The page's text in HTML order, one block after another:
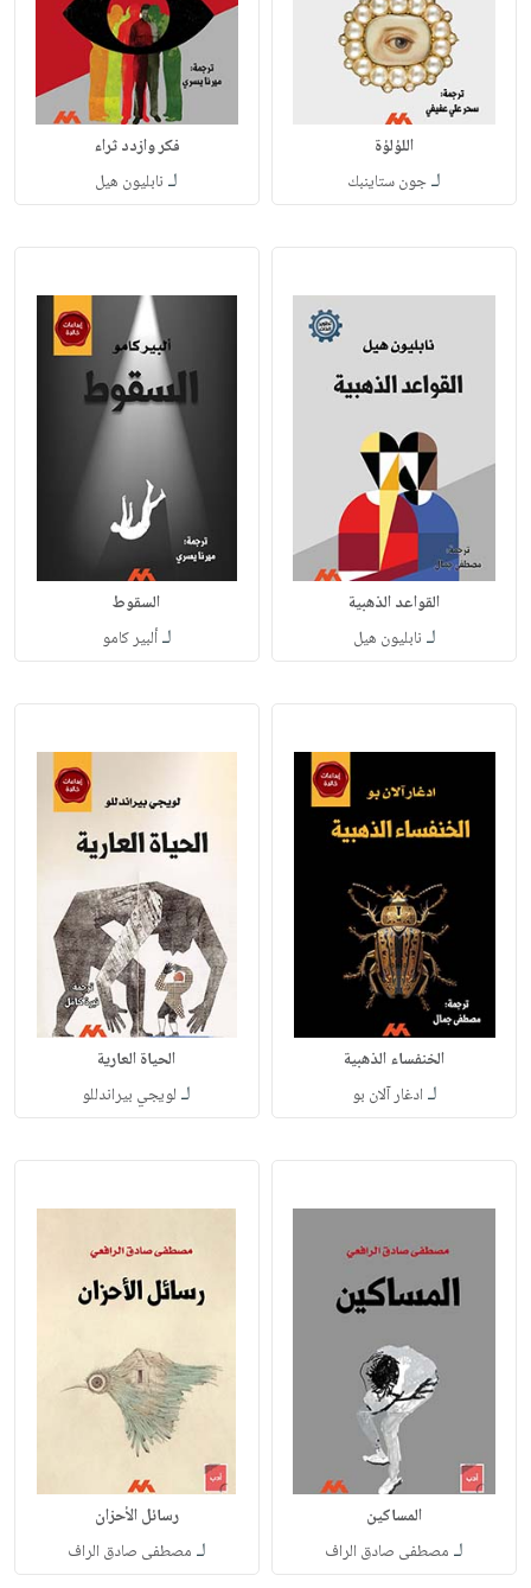
اللؤلؤة
لـجون ستاينبك
فكر وازدد ثراء
لـ نابليون هيل
القواعد الذهبية
لـ نابليون هيل
السقوط
لـألبير كامو
الخنفساء الذهبية
لـ ادغار آلان بو
الحياة العارية
لـ لويجي بيراندللو
المساكين
لـ مصطفى صادق الراف
رسائل الأحزان
لـ مصطفى صادق الراف